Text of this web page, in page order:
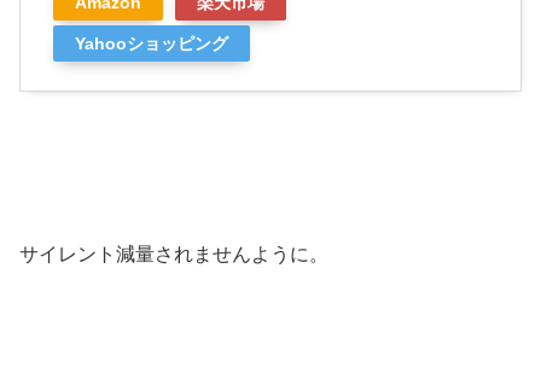
Yahooショッピング
サイレント減量されませんように。